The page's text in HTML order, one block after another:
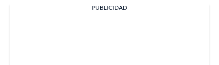
PUBLICIDAD